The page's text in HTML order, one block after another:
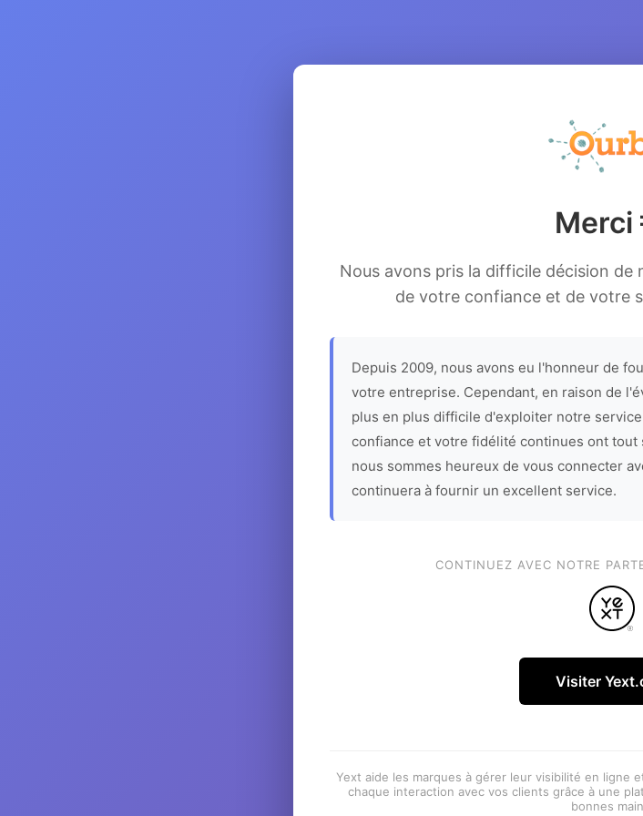
Merci
Nous avons pris la difficile décision
de votre confiance et de votre
Depuis 2009, nous avons eu l'honneur de
votre entreprise. Cependant, en raison de
plus en plus difficile d'exploiter notre
confiance et votre fidélité continues ont tout
nous sommes heureux de vous connecter
continuera à fournir un excellent service.
CONTINUEZ AVEC NOTRE
Visiter
Yext aide les marques à gérer leur visibilité en ligne
chaque interaction avec vos clients grâce à une
bonnes